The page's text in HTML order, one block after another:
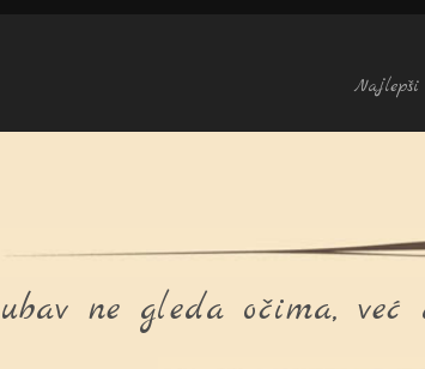
Najlepši
ne gleda očima,